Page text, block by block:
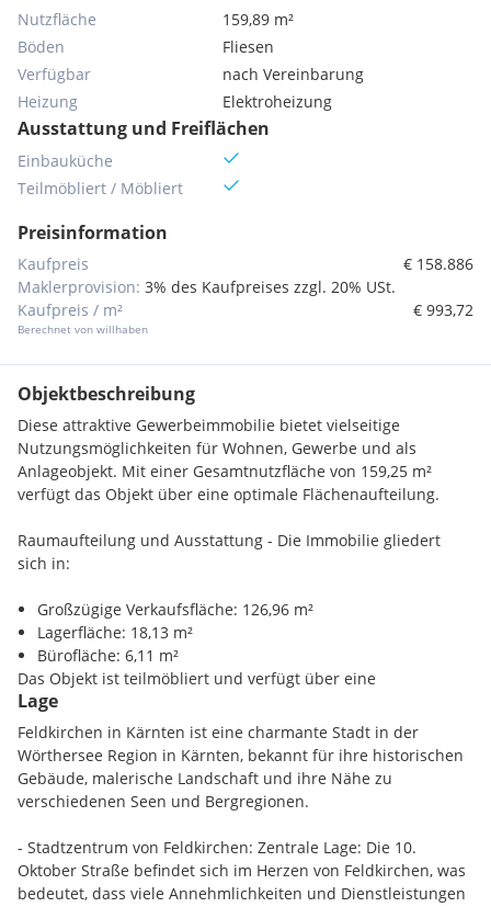
Nutzfläche
159,89 m²
Böden
Fliesen
Verfügbar
nach Vereinbarung
Heizung
Elektroheizung
Ausstattung und Freiflächen
Einbauküche
Teilmöbliert / Möbliert
Preisinformation
Kaufpreis
€ 158.886
Maklerprovision: 3% des Kaufpreises zzgl. 20% USt.
Kaufpreis / m²
Berechnet von willhaben
€ 993,72
Objektbeschreibung
Diese attraktive Gewerbeimmobilie bietet vielseitige
Nutzungsmöglichkeiten für Wohnen, Gewerbe und als
Anlageobjekt. Mit einer Gesamtnutzfläche von 159,25 m²
verfügt das Objekt über eine optimale Flächenaufteilung.
Raumaufteilung und Ausstattung - Die Immobilie gliedert
sich in:
Großzügige Verkaufsfläche: 126,96 m²
Lagerfläche: 18,13 m²
Bürofläche: 6,11 m²
Das Objekt ist teilmöbliert und verfügt über eine
Einbauküche sowie ein Gäste-WC. Die moderne Ausstattung
umfasst:
Klima- und Heizungsanlage
Doppel-/Mehrfachverglasung
Kabel-/Satelliten-TV
Der Bodenbelag besteht aus hochwertigen Fliesen.
Lage
Feldkirchen in Kärnten ist eine charmante Stadt in der
Wörthersee Region in Kärnten, bekannt für ihre historischen
Gebäude, malerische Landschaft und ihre Nähe zu
verschiedenen Seen und Bergregionen.
- Stadtzentrum von Feldkirchen: Zentrale Lage: Die 10.
Oktober Straße befindet sich im Herzen von Feldkirchen, was
bedeutet, dass viele Annehmlichkeiten und Dienstleistungen